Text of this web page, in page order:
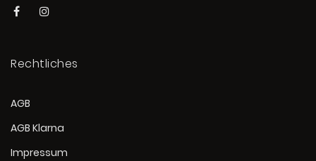
Rechtliches
AGB
AGB Klarna
Impressum